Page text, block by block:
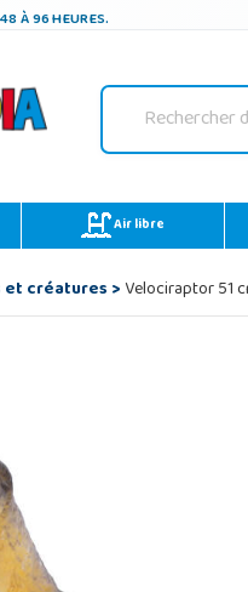
À 96 HEURES.
Air libre
et créatures>Velociraptor 51